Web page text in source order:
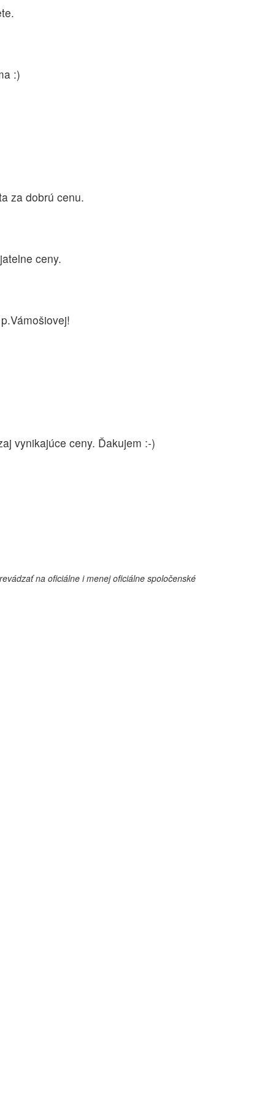
:)
za dobrú cenu.
ceny.
vynikajúce ceny. Ďakujem :-)
na oficiálne i menej oficiálne spoločenské